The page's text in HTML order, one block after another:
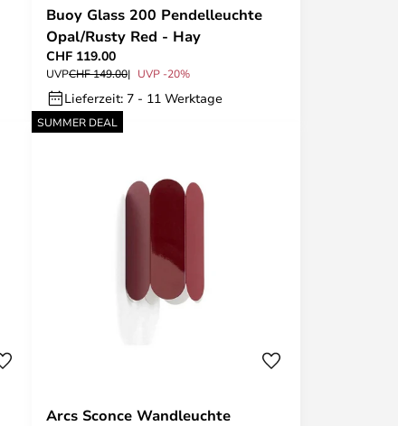
Buoy Glass 200 Pendelleuchte
Opal/Rusty Red - Hay
CHF 119.00
UVPCHF 149.00 UVP -20%
Lieferzeit: 7 - 11 Werktage
SUMMER DEAL
Arcs Sconce Wandleuchte